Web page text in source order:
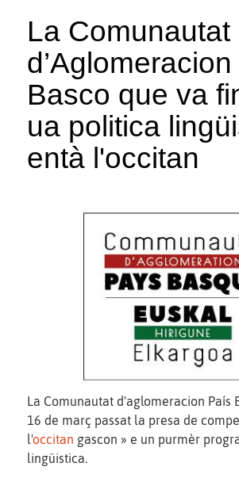
La Comunautat
Basco que va
ua politica
entà l'occitan
La Comunautat d'aglomeracion País
16 de març passat la presa de
l'occitan gascon » e un purmèr
lingüistica.